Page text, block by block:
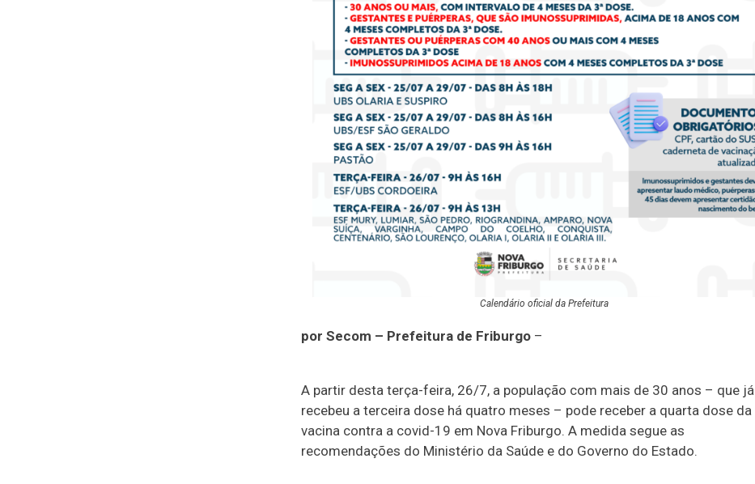
Calendário oficial da Prefeitura
por Secom – Prefeitura de Friburgo –
A partir desta terça-feira, 26/7, a população com mais de 30 anos – que já
recebeu a terceira dose há quatro meses – pode receber a quarta dose da
vacina contra a covid-19 em Nova Friburgo. A medida segue as
recomendações do Ministério da Saúde e do Governo do Estado.